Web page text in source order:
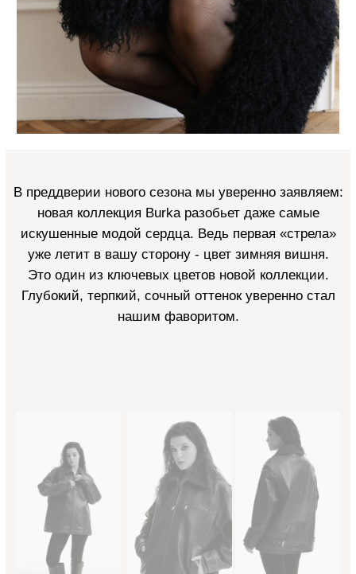
Это один из ключевых цветов новой коллекции.
Глубокий, терпкий, сочный оттенок уверенно стал
нашим фаворитом.